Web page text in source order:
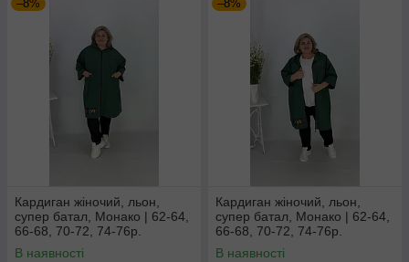
–8%
Кардиган жіночий, льон,
супер батал, Монако | 62-64,
66-68, 70-72, 74-76р.
В наявності
–8%
Кардиган жіночий, льон,
супер батал, Монако | 62-64,
66-68, 70-72, 74-76р.
В наявності